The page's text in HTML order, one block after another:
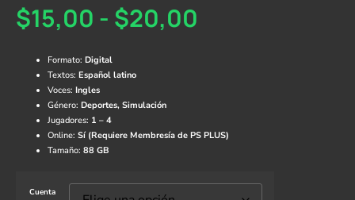
$15,00 - $20,00
Formato: Digital
Textos: Español latino
Voces: Ingles
Género: Deportes, Simulación
Jugadores: 1 – 4
Online: Sí (Requiere Membresía de PS PLUS)
Tamaño: 88 GB
Cuenta